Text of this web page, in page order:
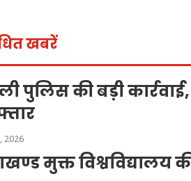
खबरें
पुलिस की बड़ी
2026
मुक्त